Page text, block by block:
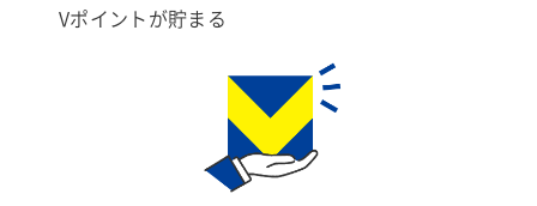
Vポイントが貯まる